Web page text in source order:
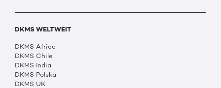
DKMS WELTWEIT
DKMS Africa
DKMS Chile
DKMS India
DKMS Polska
DKMS UK